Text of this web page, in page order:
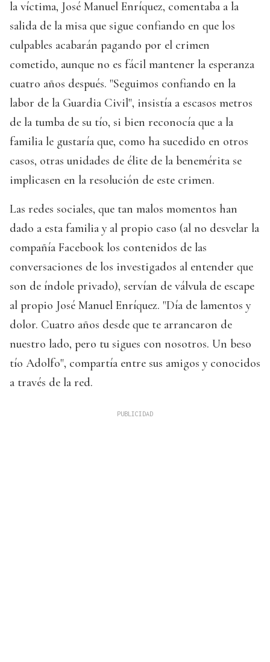
la víctima, José Manuel Enríquez, comentaba a la
salida de la misa que sigue confiando en que los
culpables acabarán pagando por el crimen
cometido, aunque no es fácil mantener la esperanza
cuatro años después. "Seguimos confiando en la
labor de la Guardia Civil", insistía a escasos metros
de la tumba de su tío, si bien reconocía que a la
familia le gustaría que, como ha sucedido en otros
casos, otras unidades de élite de la benemérita se
implicasen en la resolución de este crimen.
Las redes sociales, que tan malos momentos han
dado a esta familia y al propio caso (al no desvelar la
compañía Facebook los contenidos de las
conversaciones de los investigados al entender que
son de índole privado), servían de válvula de escape
al propio José Manuel Enríquez. "Día de lamentos y
dolor. Cuatro años desde que te arrancaron de
nuestro lado, pero tu sigues con nosotros. Un beso
tío Adolfo", compartía entre sus amigos y conocidos
a través de la red.